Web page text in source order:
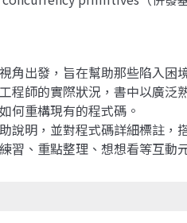
角出發，旨在幫助那些陷入
程師的實際狀況，書中以廣泛
何重構現有的程式碼。
說明，並對程式碼詳細標註，
習、重點整理、想想看等互動